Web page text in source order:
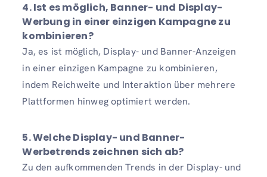
4. Ist es möglich, Banner- und Display-
Werbung in einer einzigen Kampagne zu
kombinieren?
Ja, es ist möglich, Display- und Banner-Anzeigen
in einer einzigen Kampagne zu kombinieren,
indem Reichweite und Interaktion über mehrere
Plattformen hinweg optimiert werden.
5. Welche Display- und Banner-
Werbetrends zeichnen sich ab?
Zu den aufkommenden Trends in der Display- und